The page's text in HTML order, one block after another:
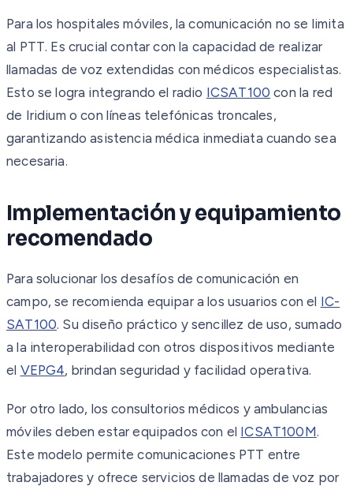
Para los hospitales móviles, la comunicación no se limita
al PTT. Es crucial contar con la capacidad de realizar
llamadas de voz extendidas con médicos especialistas.
Esto se logra integrando el radio ICSAT100 con la red
de Iridium o con líneas telefónicas troncales,
garantizando asistencia médica inmediata cuando sea
necesaria.
Implementación y equipamiento
recomendado
Para solucionar los desafíos de comunicación en
campo, se recomienda equipar a los usuarios con el IC-
SAT100. Su diseño práctico y sencillez de uso, sumado
a la interoperabilidad con otros dispositivos mediante
el VEPG4, brindan seguridad y facilidad operativa.
Por otro lado, los consultorios médicos y ambulancias
móviles deben estar equipados con el ICSAT100M.
Este modelo permite comunicaciones PTT entre
trabajadores y ofrece servicios de llamadas de voz por